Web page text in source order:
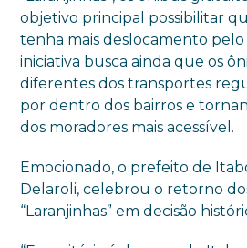
objetivo principal possibilitar
tenha mais deslocamento
iniciativa busca ainda que os
diferentes dos transportes
por dentro dos bairros e
dos moradores mais acessível.
Emocionado, o prefeito de
Delaroli, celebrou o retorno
“Laranjinhas” em decisão